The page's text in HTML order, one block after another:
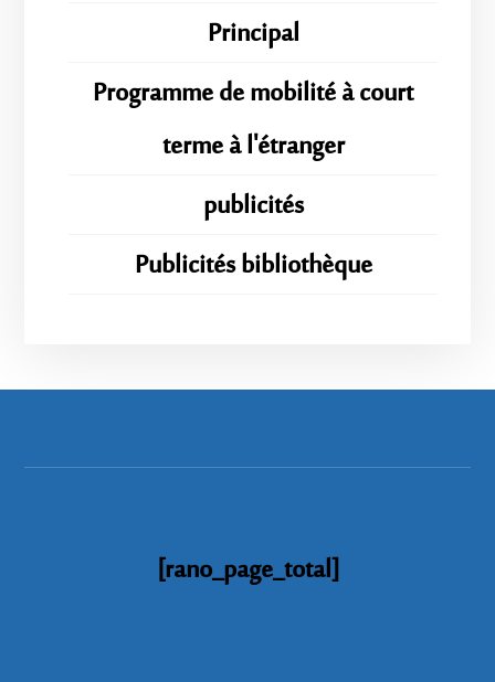
Principal
Programme de mobilité à court
terme à l'étranger
publicités
Publicités bibliothèque
[rano_page_total]